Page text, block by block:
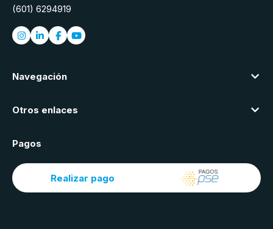
(601) 6294919
Navegación
Otros enlaces
Pagos
Realizar pago